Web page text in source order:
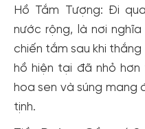
Hồ Tắm Tượng: Đi
nước rộng, là nơi
chiến tắm sau khi
hồ hiện tại đã nhỏ
hoa sen và súng mang
tịnh.